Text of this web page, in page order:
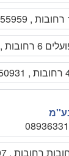
, 089469384
רחובות , 089455997